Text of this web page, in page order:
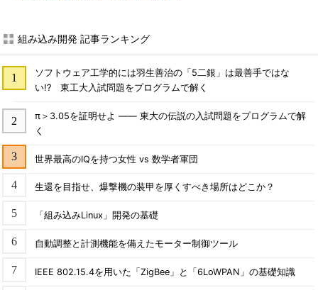
組み込み開発 記事ランキング
ソフトウェア工学的には羽生善治の「5二銀」は最善手ではな
い!? 東工大入試問題をプログラムで解く
π＞3.05を証明せよ ―― 東大の伝説の入試問題をプログラムで解
く
世界最高のIQを持つ女性 vs 数学者軍団
生還を目指せ、爆撃機の装甲を厚くすべき場所はどこか？
「組み込みLinux」開発の基礎
自動調整と計測機能を備えたモーター制御ツール
IEEE 802.15.4を用いた「ZigBee」と「6LoWPAN」の基礎知識